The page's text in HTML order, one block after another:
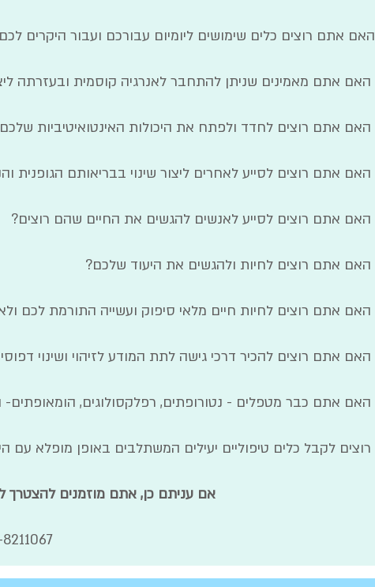
האם אתם רוצים כלים שימושים ליומיום עבורכם ועבור היקרים
האם אתם מאמינים שניתן להתחבר לאנרגיה קוסמית ובעזרתה
האם אתם רוצים לחדד ולפתח את היכולות האינטואיטיביות
האם אתם רוצים לסייע לאחרים ליצור שינוי בבריאותם הגופנית
האם אתם רוצים לסייע לאנשים להגשים את החיים שהם רוצים?
האם אתם רוצים לחיות ולהגשים את היעוד שלכם?
האם אתם רוצים לחיות חיים מלאי סיפוק ועשייה התורמת לכם
האם אתם רוצים להכיר דרכי גישה לתת המודע לזיהוי ושינוי
האם אתם כבר מטפלים - נטורופתים, רפלקסולוגים,
רוצים לקבל כלים טיפוליים יעילים המשתלבים באופן מופלא
אם עניתם כן, אתם מוזמנים להצטרך